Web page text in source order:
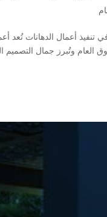
في تنفيذ أعمال الدهانات
العام وتُبرز جمال